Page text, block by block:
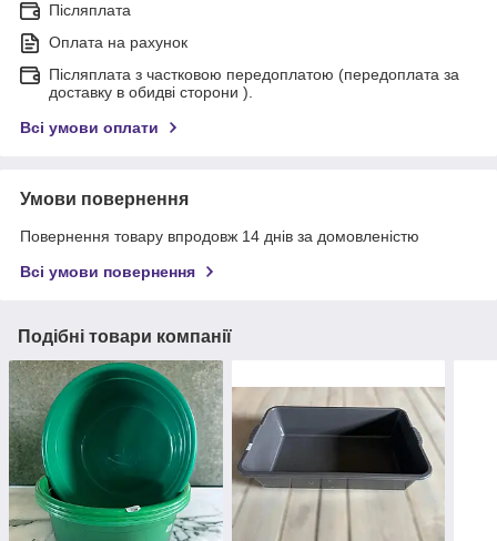
Післяплата
Оплата на рахунок
Післяплата з частковою передоплатою (передоплата за
доставку в обидві сторони ).
Всі умови оплати
Умови повернення
Повернення товару впродовж 14 днів за домовленістю
Всі умови повернення
Подібні товари компанії